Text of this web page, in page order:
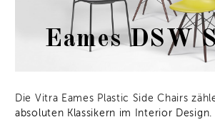
Eames DSW
Die Vitra Eames Plastic Side Chairs
absoluten Klassikern im Interior Design.